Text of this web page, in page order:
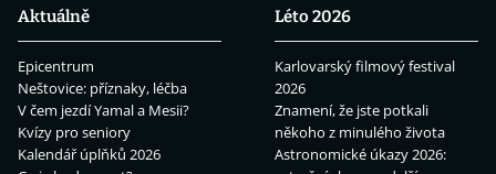
Aktuálně
Epicentrum
Neštovice: příznaky, léčba
V čem jezdí Yamal a Mesii?
Kvízy pro seniory
Kalendář úplňků 2026
Léto 2026
Karlovarský filmový festival
2026
Znamení, že jste potkali
někoho z minulého života
Astronomické úkazy 2026: